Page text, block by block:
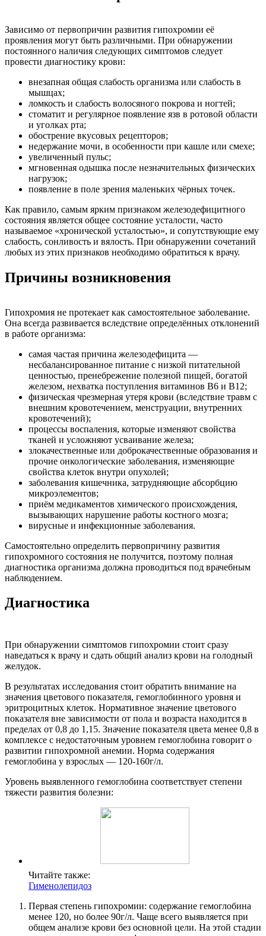
Зависимо от первопричин развития гипохромии её
проявления могут быть различными. При обнаружении
постоянного наличия следующих симптомов следует
провести диагностику крови:
внезапная общая слабость организма или слабость в
мышцах;
ломкость и слабость волосяного покрова и ногтей;
стоматит и регулярное появление язв в ротовой области
и уголках рта;
обострение вкусовых рецепторов;
недержание мочи, в особенности при кашле или смехе;
увеличенный пульс;
мгновенная одышка после незначительных физических
нагрузок;
появление в поле зрения маленьких чёрных точек.
Как правило, самым ярким признаком железодефицитного
состояния является общее состояние усталости, часто
называемое «хронической усталостью», и сопутствующие ему
слабость, сонливость и вялость. При обнаружении сочетаний
любых из этих признаков необходимо обратиться к врачу.
Причины возникновения
Гипохромия не протекает как самостоятельное заболевание.
Она всегда развивается вследствие определённых отклонений
в работе организма:
самая частая причина железодефицита —
несбалансированное питание с низкой питательной
ценностью, пренебрежение полезной пищей, богатой
железом, нехватка поступления витаминов B6 и B12;
физическая чрезмерная утеря крови (вследствие травм с
внешним кровотечением, менструации, внутренних
кровотечений);
процессы воспаления, которые изменяют свойства
тканей и усложняют усваивание железа;
злокачественные или доброкачественные образования и
прочие онкологические заболевания, изменяющие
свойства клеток внутри опухолей;
заболевания кишечника, затрудняющие абсорбцию
микроэлементов;
приём медикаментов химического происхождения,
вызывающих нарушение работы костного мозга;
вирусные и инфекционные заболевания.
Самостоятельно определить первопричину развития
гипохромного состояния не получится, поэтому полная
диагностика организма должна проводиться под врачебным
наблюдением.
Диагностика
При обнаружении симптомов гипохромии стоит сразу
наведаться к врачу и сдать общий анализ крови на голодный
желудок.
В результатах исследования стоит обратить внимание на
значения цветового показателя, гемоглобинного уровня и
эритроцитных клеток. Нормативное значение цветового
показателя вне зависимости от пола и возраста находится в
пределах от 0,8 до 1,15. Значение показателя цвета менее 0,8 в
комплексе с недостаточным уровнем гемоглобина говорит о
развитии гипохромной анемии. Норма содержания
гемоглобина у взрослых — 120-160г/л.
Уровень выявленного гемоглобина соответствует степени
тяжести развития болезни:
Читайте также:
Гименолепидоз
Первая степень гипохромии: содержание гемоглобина
менее 120, но более 90г/л. Чаще всего выявляется при
общем анализе крови без основной цели. На этой стадии